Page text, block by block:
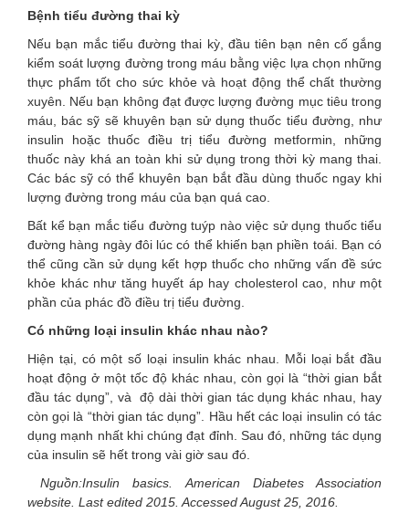
Bệnh tiểu đường thai kỳ
Nếu bạn mắc tiểu đường thai kỳ, đầu tiên bạn nên cố gắng
kiểm soát lượng đường trong máu bằng việc lựa chọn những
thực phẩm tốt cho sức khỏe và hoạt động thể chất thường
xuyên. Nếu bạn không đạt được lượng đường mục tiêu trong
máu, bác sỹ sẽ khuyên bạn sử dụng thuốc tiểu đường, như
insulin hoặc thuốc điều trị tiểu đường metformin, những
thuốc này khá an toàn khi sử dụng trong thời kỳ mang thai.
Các bác sỹ có thể khuyên bạn bắt đầu dùng thuốc ngay khi
lượng đường trong máu của bạn quá cao.
Bất kể bạn mắc tiểu đường tuýp nào việc sử dụng thuốc tiểu
đường hàng ngày đôi lúc có thể khiến bạn phiền toái. Bạn có
thể cũng cần sử dụng kết hợp thuốc cho những vấn đề sức
khỏe khác như tăng huyết áp hay cholesterol cao, như một
phần của phác đồ điều trị tiểu đường.
Có những loại insulin khác nhau nào?
Hiện tại, có một số loại insulin khác nhau. Mỗi loại bắt đầu
hoạt động ở một tốc độ khác nhau, còn gọi là “thời gian bắt
đầu tác dụng”, và độ dài thời gian tác dụng khác nhau, hay
còn gọi là “thời gian tác dụng”. Hầu hết các loại insulin có tác
dụng mạnh nhất khi chúng đạt đỉnh. Sau đó, những tác dụng
của insulin sẽ hết trong vài giờ sau đó.
Nguồn:Insulin basics. American Diabetes Association
website. Last edited 2015. Accessed August 25, 2016.